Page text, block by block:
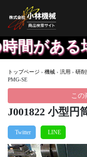
る場
トップページ › 機械 › 汎用 › 研削
PMG-SE
この
J001822 小型円